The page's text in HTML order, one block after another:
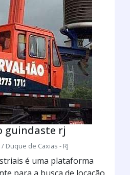
guindaste rj
/ Duque de Caxias - RJ
é uma plataforma